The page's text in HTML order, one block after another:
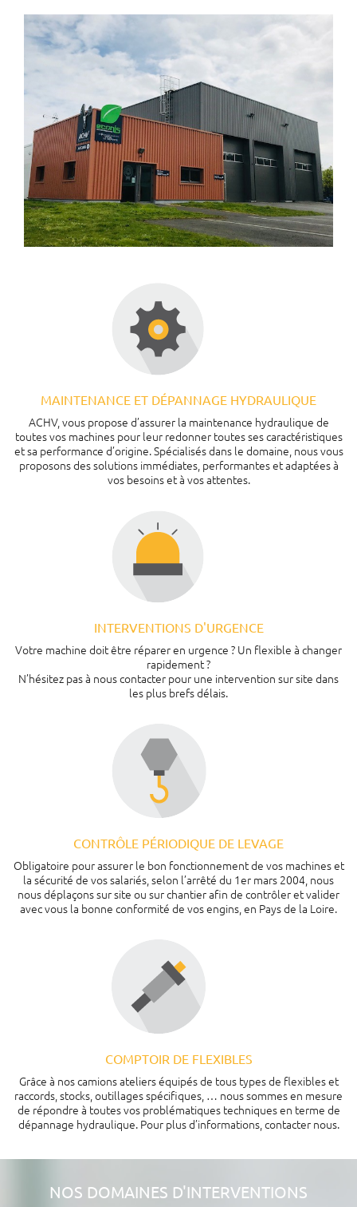
MAINTENANCE ET DÉPANNAGE HYDRAULIQUE
ACHV, vous propose d’assurer la maintenance hydraulique de
toutes vos machines pour leur redonner toutes ses caractéristiques
et sa performance d’origine. Spécialisés dans le domaine, nous vous
proposons des solutions immédiates, performantes et adaptées à
vos besoins et à vos attentes.
INTERVENTIONS D'URGENCE
Votre machine doit être réparer en urgence ? Un flexible à changer
rapidement ?
N’hésitez pas à nous contacter pour une intervention sur site dans
les plus brefs délais.
CONTRÔLE PÉRIODIQUE DE LEVAGE
Obligatoire pour assurer le bon fonctionnement de vos machines et
la sécurité de vos salariés, selon l’arrêté du 1er mars 2004, nous
nous déplaçons sur site ou sur chantier afin de contrôler et valider
avec vous la bonne conformité de vos engins, en Pays de la Loire.
COMPTOIR DE FLEXIBLES
Grâce à nos camions ateliers équipés de tous types de flexibles et
raccords, stocks, outillages spécifiques, … nous sommes en mesure
de répondre à toutes vos problématiques techniques en terme de
dépannage hydraulique. Pour plus d’informations, contacter nous.
NOS DOMAINES D'INTERVENTIONS